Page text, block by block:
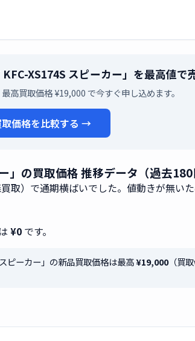
XS174S スピーカー」を最高値で
高買取価格 ¥19,000 で今すぐ申し込めます。
取価格を比較する →
」の買取価格 推移データ（過去180
買取）で通期横ばいでした。値動きが無い
¥0 です。
ピーカー」の新品買取価格は最高¥19,000（買